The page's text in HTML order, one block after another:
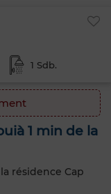
1 Sdb.
1 min de la
résidence Cap